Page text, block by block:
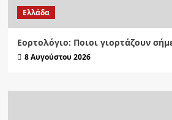
Ελλάδα
Εορτολόγιο: Ποιοι γιορτάζουν
8 Αυγούστου 2026